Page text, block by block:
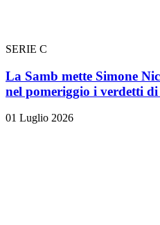
SERIE C
La Samb mette Simone
nel pomeriggio i verdetti
01 Luglio 2026